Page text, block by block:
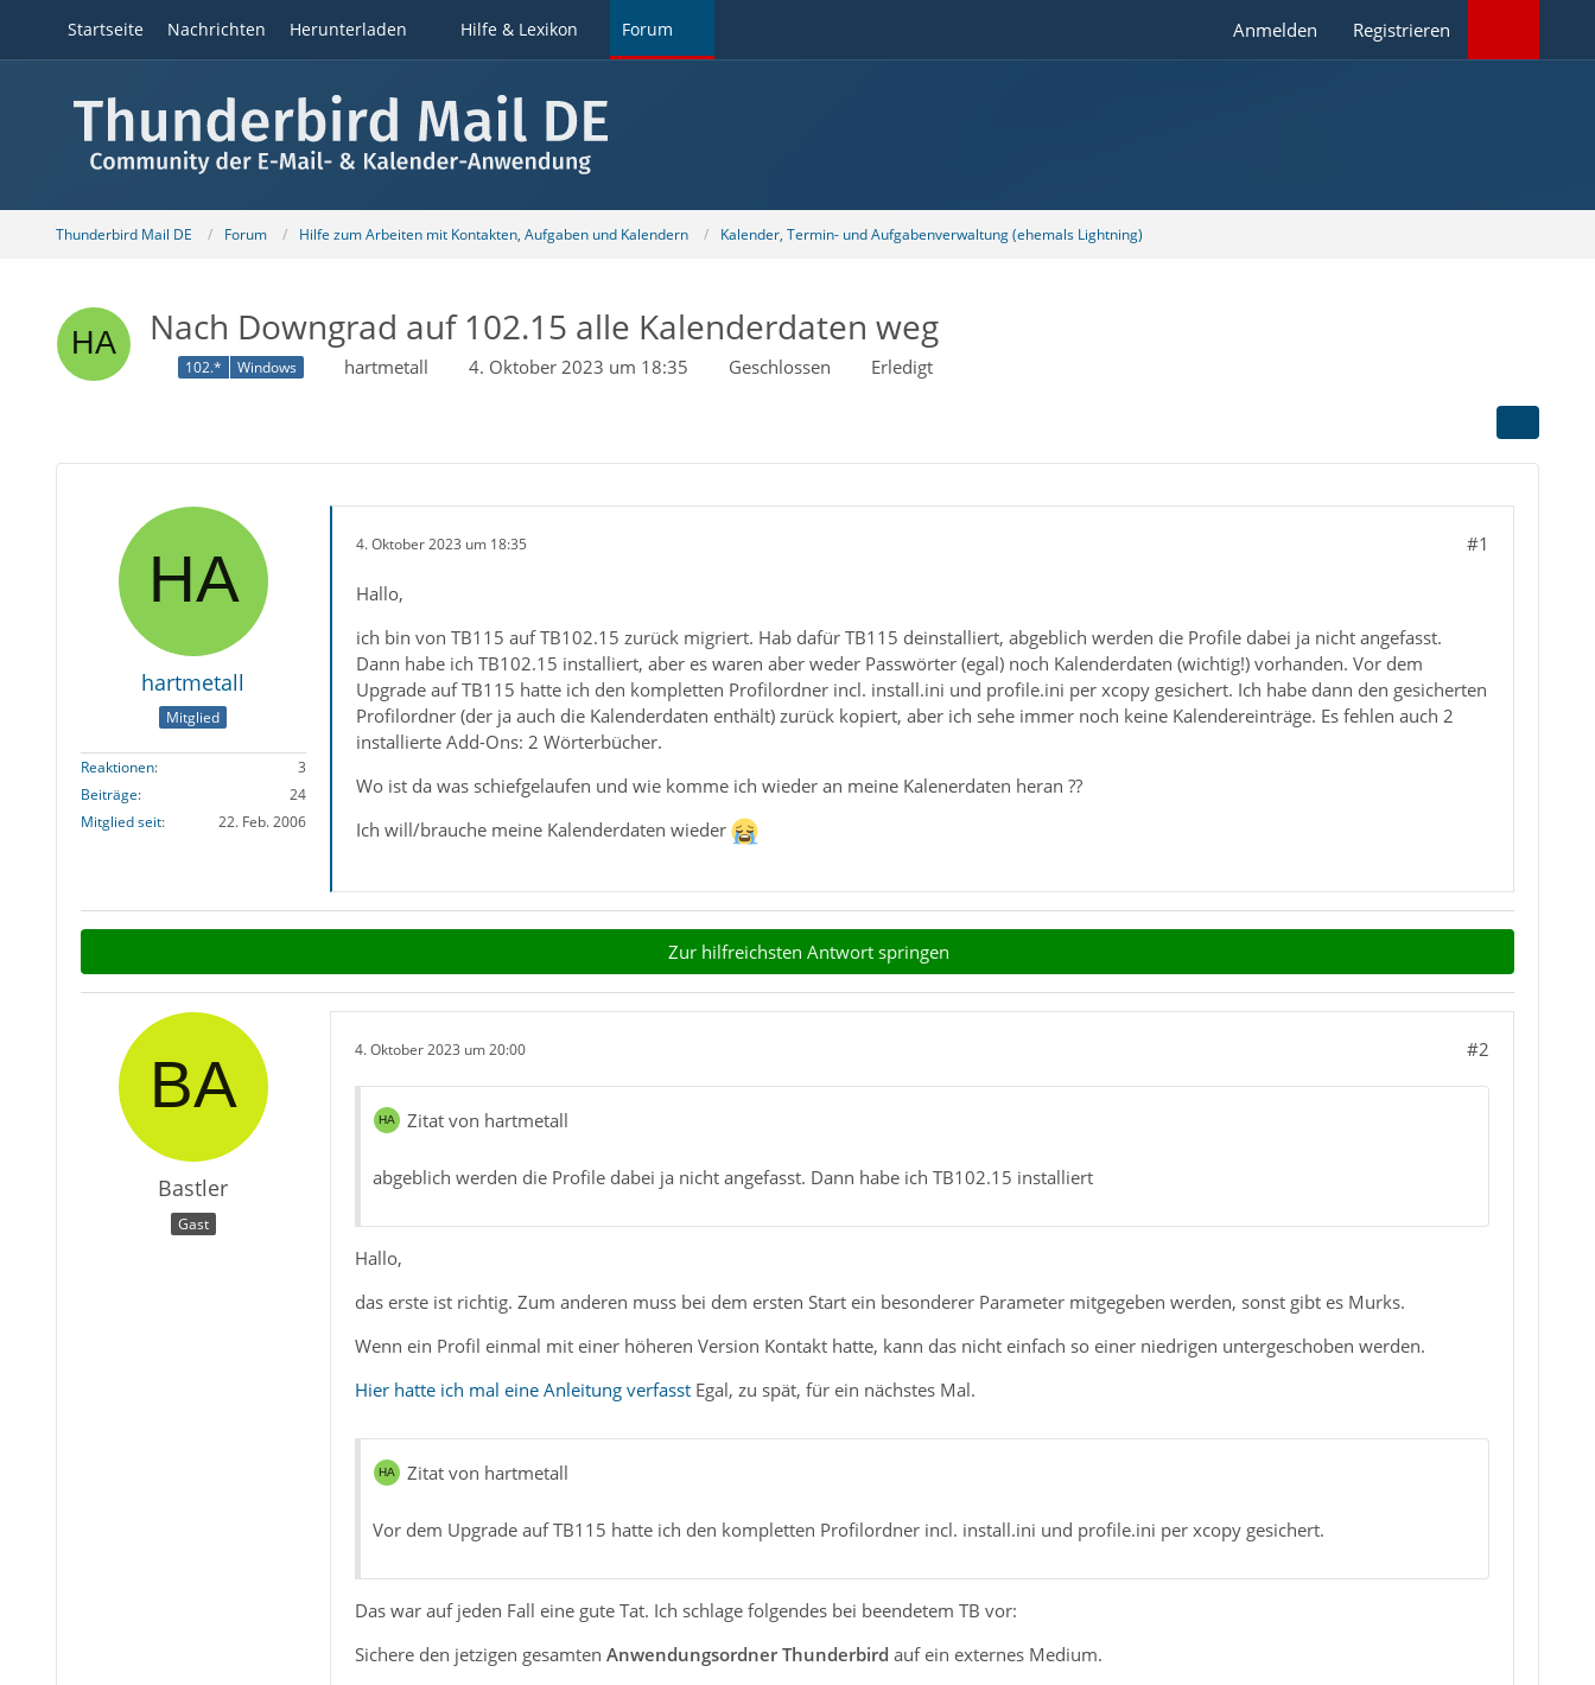
Startseite Nachrichten Herunterladen Hilfe & Lexikon Forum Anmelden Registrieren
Thunderbird Mail DE Forum Hilfe zum Arbeiten mit Kontakten, Aufgaben und Kalendern Kalender, Termin- und Aufgabenverwaltung (ehemals Lightning)
Nach Downgrad auf 102.15 alle Kalenderdaten weg
102.* Windows hartmetall 4. Oktober 2023 um 18:35 Geschlossen Erledigt
hartmetall
Mitglied
Reaktionen
3
Beiträge
24
Mitglied seit
22. Feb. 2006
4. Oktober 2023 um 18:35 #1
Hallo,
ich bin von TB115 auf TB102.15 zurück migriert. Hab dafür TB115 deinstalliert, abgeblich werden die Profile dabei ja nicht angefasst.
Dann habe ich TB102.15 installiert, aber es waren aber weder Passwörter (egal) noch Kalenderdaten (wichtig!) vorhanden. Vor dem
Upgrade auf TB115 hatte ich den kompletten Profilordner incl. install.ini und profile.ini per xcopy gesichert. Ich habe dann den gesicherten
Profilordner (der ja auch die Kalenderdaten enthält) zurück kopiert, aber ich sehe immer noch keine Kalendereinträge. Es fehlen auch 2
installierte Add-Ons: 2 Wörterbücher.
Wo ist da was schiefgelaufen und wie komme ich wieder an meine Kalenerdaten heran ??
Ich will/brauche meine Kalenderdaten wieder
Zur hilfreichsten Antwort springen
Bastler
Gast
4. Oktober 2023 um 20:00 #2
Zitat von hartmetall
abgeblich werden die Profile dabei ja nicht angefasst. Dann habe ich TB102.15 installiert
Hallo,
das erste ist richtig. Zum anderen muss bei dem ersten Start ein besonderer Parameter mitgegeben werden, sonst gibt es Murks.
Wenn ein Profil einmal mit einer höheren Version Kontakt hatte, kann das nicht einfach so einer niedrigen untergeschoben werden.
Hier hatte ich mal eine Anleitung verfasstEgal, zu spät, für ein nächstes Mal.
Zitat von hartmetall
Vor dem Upgrade auf TB115 hatte ich den kompletten Profilordner incl. install.ini und profile.ini per xcopy gesichert.
Das war auf jeden Fall eine gute Tat. Ich schlage folgendes bei beendetem TB vor:
Sichere den jetzigen gesamten Anwendungsordner Thunderbird auf ein externes Medium.